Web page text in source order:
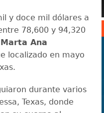
y doce mil dólares a
78,600 y 94,320
Marta Ana
localizado en mayo
durante varios
Texas, donde